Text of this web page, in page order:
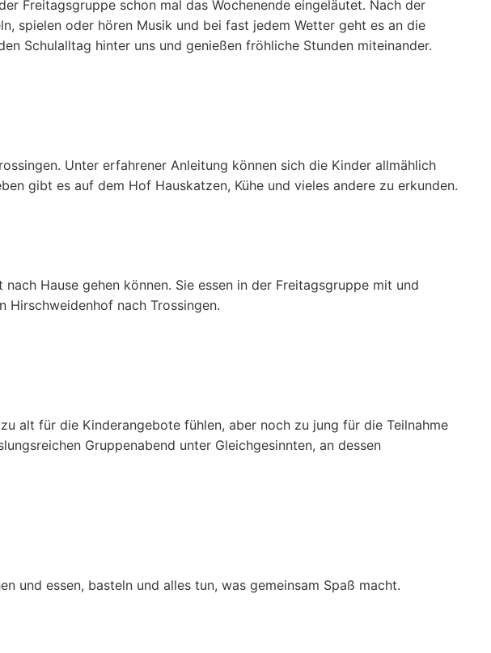
Freitagsgruppe schon mal das Wochenende eingeläutet. Nach der
spielen oder hören Musik und bei fast jedem Wetter geht es an die
Schulalltag hinter uns und genießen fröhliche Stunden miteinander.
Unter erfahrener Anleitung können sich die Kinder allmählich
gibt es auf dem Hof Hauskatzen, Kühe und vieles andere zu erkunden.
Hause gehen können. Sie essen in der Freitagsgruppe mit und
nach Trossingen.
alt für die Kinderangebote fühlen, aber noch zu jung für die Teilnahme
Gruppenabend unter Gleichgesinnten, an dessen
und essen, basteln und alles tun, was gemeinsam Spaß macht.